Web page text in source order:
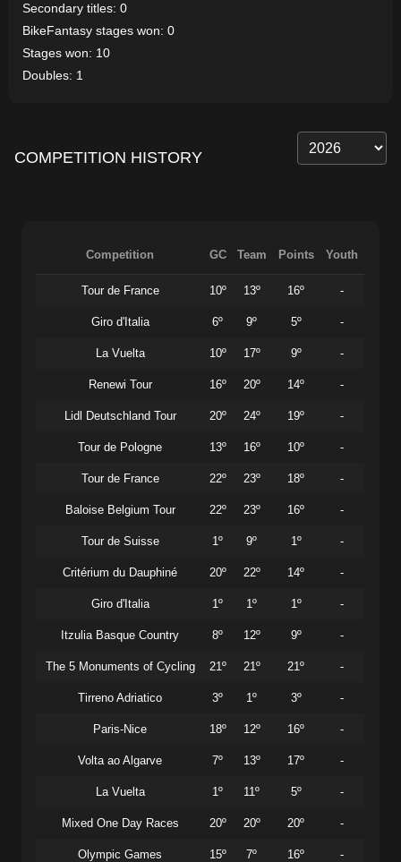
Secondary titles: 0
BikeFantasy stages won: 0
Stages won: 10
Doubles: 1
COMPETITION HISTORY
Competition GC Team Points Youth
Tour de France 10º 13º 16º -
Giro d'Italia 6º 9º 5º -
La Vuelta 10º 17º 9º -
Renewi Tour 16º 20º 14º -
Lidl Deutschland Tour 20º 24º 19º -
Tour de Pologne 13º 16º 10º -
Tour de France 22º 23º 18º -
Baloise Belgium Tour 22º 23º 16º -
Tour de Suisse 1º 9º 1º -
Critérium du Dauphiné 20º 22º 14º -
Giro d'Italia 1º 1º 1º -
Itzulia Basque Country 8º 12º 9º -
The 5 Monuments of Cycling 21º 21º 21º -
Tirreno Adriatico 3º 1º 3º -
Paris-Nice 18º 12º 16º -
Volta ao Algarve 7º 13º 17º -
La Vuelta 1º 11º 5º -
Mixed One Day Races 20º 20º 20º -
Olympic Games 15º 7º 16º -